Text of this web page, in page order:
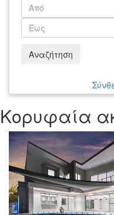
Αναζήτηση
Κορυφαία